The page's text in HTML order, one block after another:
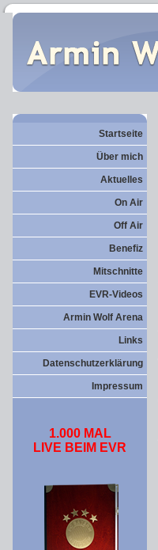
Startseite
Über mich
Aktuelles
On Air
Off Air
Benefiz
Mitschnitte
EVR-Videos
Armin Wolf Arena
Links
Datenschutzerklärung
Impressum
1.000 MAL
LIVE BEIM EVR